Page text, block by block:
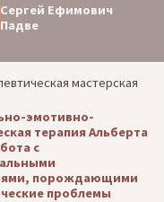
Сергей Ефимович
Падве
мастерская
эмотивно-
терапия Альберта
с
порождающими
проблемы